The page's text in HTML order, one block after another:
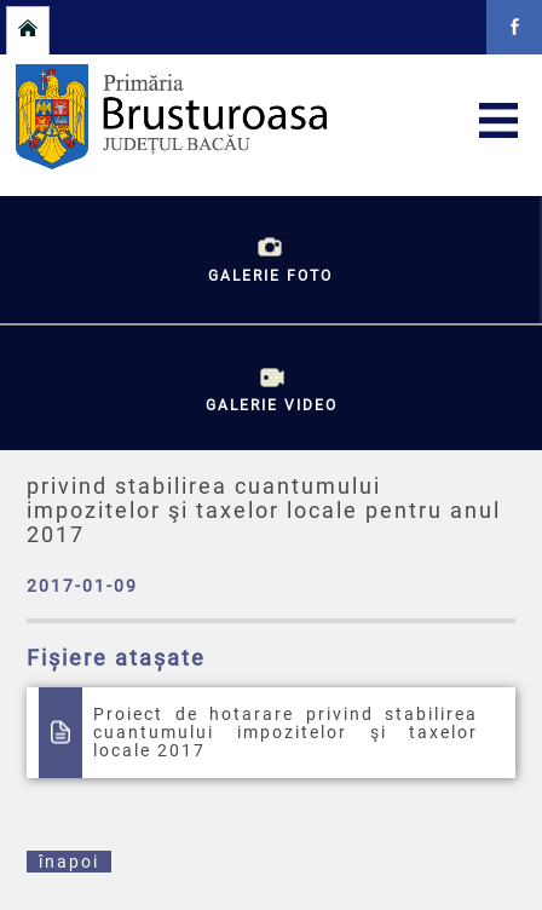
GALERIE FOTO
GALERIE VIDEO
privind stabilirea cuantumului
impozitelor şi taxelor locale pentru anul
2017
2017-01-09
Fișiere atașate
Proiect de hotarare privind stabilirea
cuantumului impozitelor şi taxelor
locale 2017
înapoi